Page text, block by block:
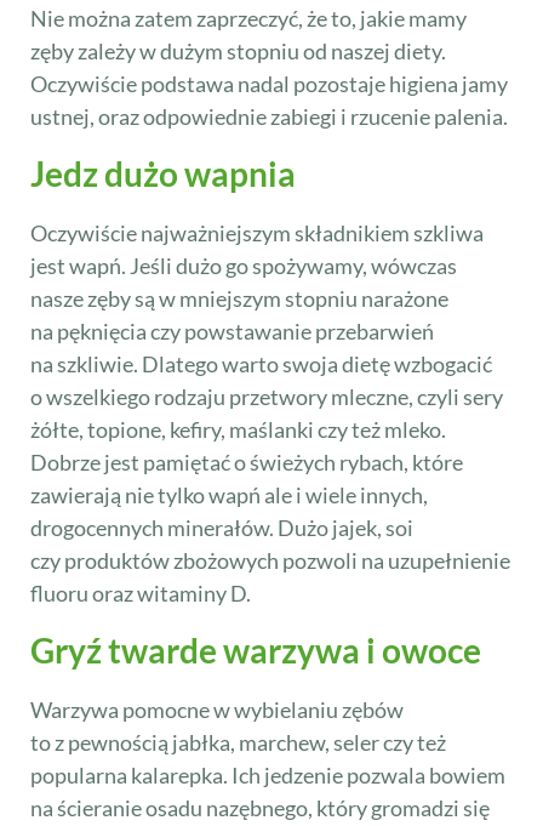
Nie można zatem zaprzeczyć, że to, jakie mamy
zęby zależy w dużym stopniu od naszej diety.
Oczywiście podstawa nadal pozostaje higiena jamy
ustnej, oraz odpowiednie zabiegi i rzucenie palenia.
Jedz dużo wapnia
Oczywiście najważniejszym składnikiem szkliwa
jest wapń. Jeśli dużo go spożywamy, wówczas
nasze zęby są w mniejszym stopniu narażone
na pęknięcia czy powstawanie przebarwień
na szkliwie. Dlatego warto swoja dietę wzbogacić
o wszelkiego rodzaju przetwory mleczne, czyli sery
żółte, topione, kefiry, maślanki czy też mleko.
Dobrze jest pamiętać o świeżych rybach, które
zawierają nie tylko wapń ale i wiele innych,
drogocennych minerałów. Dużo jajek, soi
czy produktów zbożowych pozwoli na uzupełnienie
fluoru oraz witaminy D.
Gryź twarde warzywa i owoce
Warzywa pomocne w wybielaniu zębów
to z pewnością jabłka, marchew, seler czy też
popularna kalarepka. Ich jedzenie pozwala bowiem
na ścieranie osadu nazębnego, który gromadzi się